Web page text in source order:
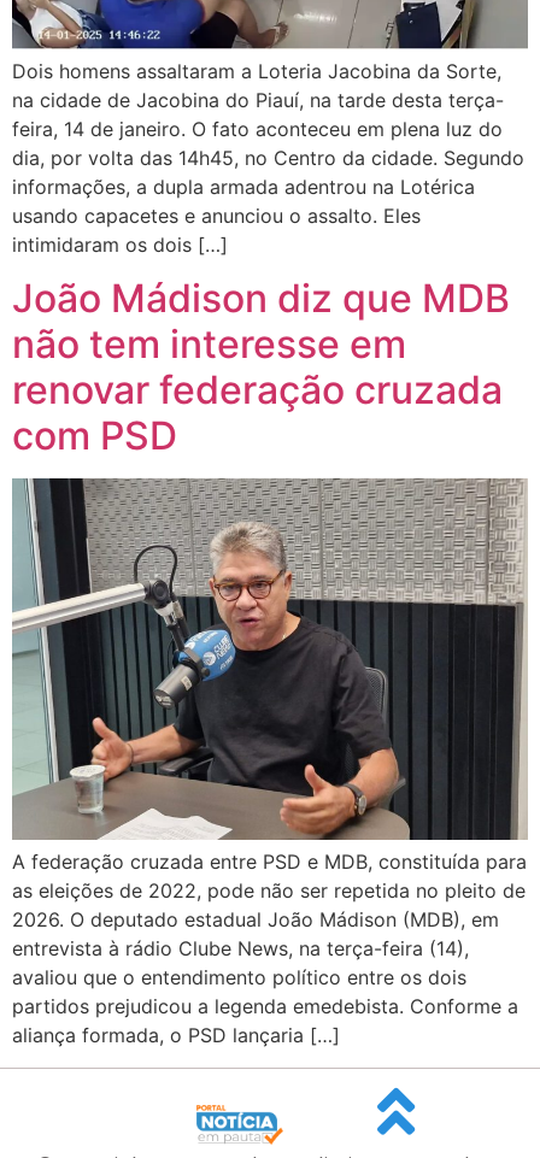
Dois homens assaltaram a Loteria Jacobina da Sorte,
na cidade de Jacobina do Piauí, na tarde desta terça-
feira, 14 de janeiro. O fato aconteceu em plena luz do
dia, por volta das 14h45, no Centro da cidade. Segundo
informações, a dupla armada adentrou na Lotérica
usando capacetes e anunciou o assalto. Eles
intimidaram os dois […]
João Mádison diz que MDB
não tem interesse em
renovar federação cruzada
com PSD
A federação cruzada entre PSD e MDB, constituída para
as eleições de 2022, pode não ser repetida no pleito de
2026. O deputado estadual João Mádison (MDB), em
entrevista à rádio Clube News, na terça-feira (14),
avaliou que o entendimento político entre os dois
partidos prejudicou a legenda emedebista. Conforme a
aliança formada, o PSD lançaria […]